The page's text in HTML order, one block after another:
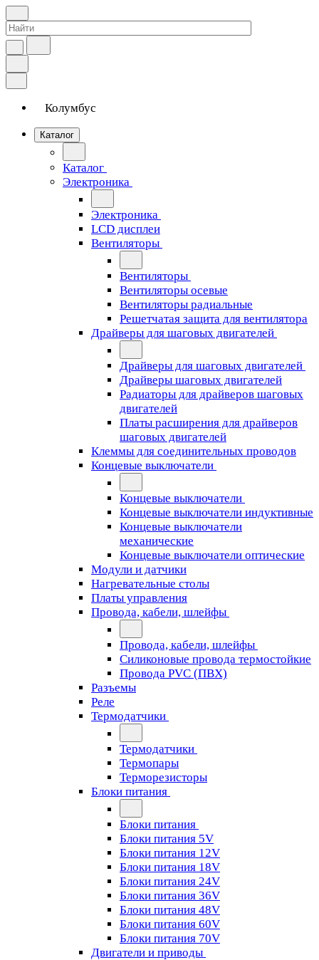
Колумбус
Каталог
Каталог
Электроника
Электроника
LCD дисплеи
Вентиляторы
Вентиляторы
Вентиляторы осевые
Вентиляторы радиальные
Решетчатая защита для вентилятора
Драйверы для шаговых двигателей
Драйверы для шаговых двигателей
Драйверы шаговых двигателей
Радиаторы для драйверов шаговых
двигателей
Платы расширения для драйверов
шаговых двигателей
Клеммы для соединительных проводов
Концевые выключатели
Концевые выключатели
Концевые выключатели индуктивные
Концевые выключатели
механические
Концевые выключатели оптические
Модули и датчики
Нагревательные столы
Платы управления
Провода, кабели, шлейфы
Провода, кабели, шлейфы
Силиконовые провода термостойкие
Провода PVC (ПВХ)
Разъемы
Реле
Термодатчики
Термодатчики
Термопары
Терморезисторы
Блоки питания
Блоки питания
Блоки питания 5V
Блоки питания 12V
Блоки питания 18V
Блоки питания 24V
Блоки питания 36V
Блоки питания 48V
Блоки питания 60V
Блоки питания 70V
Двигатели и приводы